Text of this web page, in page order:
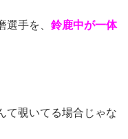
手を、 鈴鹿中が一体
て覗いてる場合じゃな